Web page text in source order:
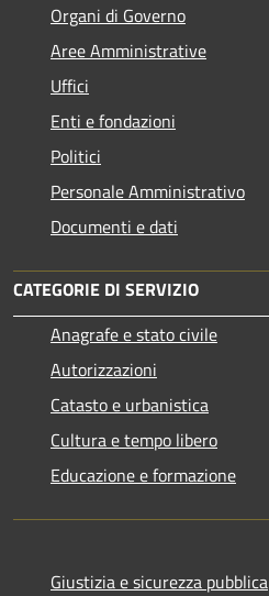
Organi di Governo
Aree Amministrative
Uffici
Enti e fondazioni
Politici
Personale Amministrativo
Documenti e dati
CATEGORIE DI SERVIZIO
Anagrafe e stato civile
Autorizzazioni
Catasto e urbanistica
Cultura e tempo libero
Educazione e formazione
Giustizia e sicurezza pubblica